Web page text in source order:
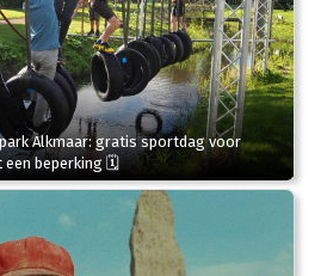
Alkmaar: gratis sportdag voor
een beperking 🗓